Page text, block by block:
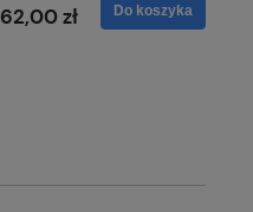
62,00 zł Do koszyka